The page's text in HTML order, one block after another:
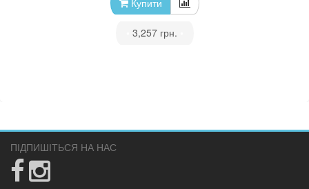
Купити
3,257 грн.
ПІДПИШІТЬСЯ НА НАС